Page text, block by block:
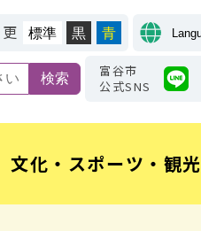
標準 黒 青
富谷市
公式SNS
文化・スポーツ・観光